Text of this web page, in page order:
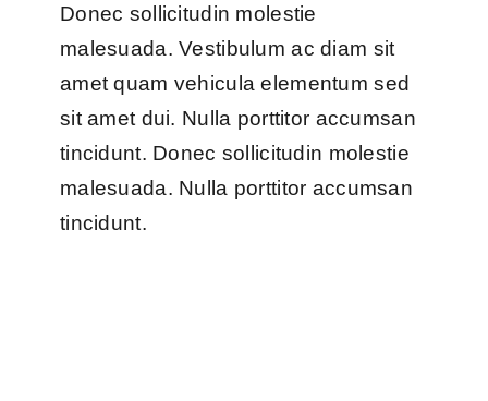
Donec sollicitudin molestie
malesuada. Vestibulum ac diam sit
amet quam vehicula elementum sed
sit amet dui. Nulla porttitor accumsan
tincidunt. Donec sollicitudin molestie
malesuada. Nulla porttitor accumsan
tincidunt.